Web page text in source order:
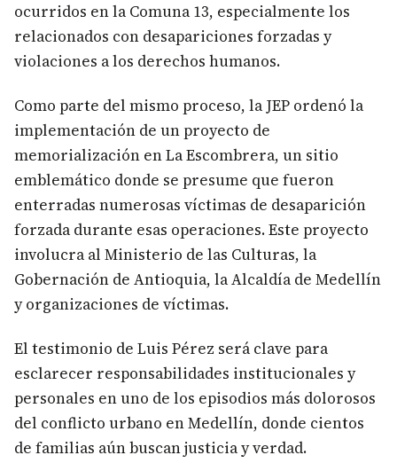
ocurridos en la Comuna 13, especialmente los
relacionados con desapariciones forzadas y
violaciones a los derechos humanos.
Como parte del mismo proceso, la JEP ordenó la
implementación de un proyecto de
memorialización en La Escombrera, un sitio
emblemático donde se presume que fueron
enterradas numerosas víctimas de desaparición
forzada durante esas operaciones. Este proyecto
involucra al Ministerio de las Culturas, la
Gobernación de Antioquia, la Alcaldía de Medellín
y organizaciones de víctimas.
El testimonio de Luis Pérez será clave para
esclarecer responsabilidades institucionales y
personales en uno de los episodios más dolorosos
del conflicto urbano en Medellín, donde cientos
de familias aún buscan justicia y verdad.